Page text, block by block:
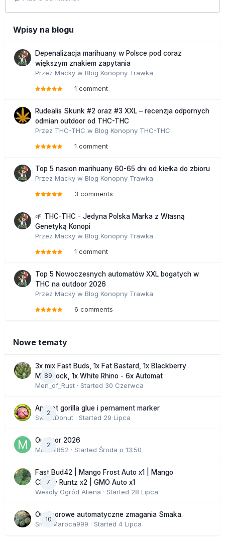
Wpisy na blogu
Depenalizacja marihuany w Polsce pod coraz
większym znakiem zapytania
Przez Macky w Blog Konopny Trawka
1 comment
Rudealis Skunk #2 oraz #3 XXL – recenzja odpornych
odmian outdoor od THC-THC
Przez THC-THC w Blog Konopny THC-THC
1 comment
Top 5 nasion marihuany 60-65 dni od kiełka do zbioru
Przez Macky w Blog Konopny Trawka
3 comments
🌱 THC-THC - Jedyna Polska Marka z Własną
Genetyką Konopi
Przez Macky w Blog Konopny Trawka
1 comment
Top 5 Nowoczesnych automatów XXL bogatych w
THC na outdoor 2026
Przez Macky w Blog Konopny Trawka
6 comments
Nowe tematy
89
3x mix Fast Buds, 1x Fat Bastard, 1x Blackberry
Moonrock, 1x White Rhino - 6x Automat
Men_of_Rust · Started 30 Czerwca
2
Apricot gorilla glue i pernament marker
SweetDonut · Started 29 Lipca
2
Outdoor 2026
Marcel852 · Started Środa o 13:50
7
Fast Bud42 | Mango Frost Auto x1 | Mango
Cherry Runtz x2 | GMO Auto x1
Wesoły Ogród Aliena · Started 28 Lipca
10
Outdoorowe automatyczne zmagania Smaka.
SmakMaroca999 · Started 4 Lipca